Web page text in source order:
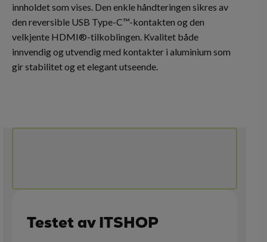
innholdet som vises. Den enkle håndteringen sikres av
den reversible USB Type-C™-kontakten og den
velkjente HDMI®-tilkoblingen. Kvalitet både
innvendig og utvendig med kontakter i aluminium som
gir stabilitet og et elegant utseende.
Testet av ITSHOP